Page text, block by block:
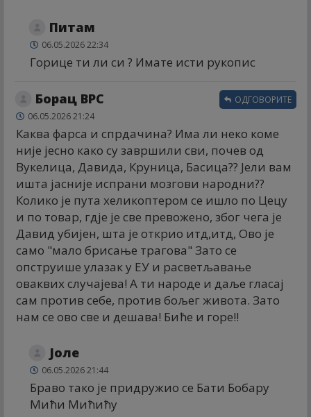
Питам
06.05.2026 22:34
Горице ти ли си ? Имате исти рукопис
Борац ВРС
06.05.2026 21:24
Каква фарса и спрдачина? Има ли неко коме
није јесно како су завршили сви, почев од
Вукелица, Давида, Круница, Басица?? Јели вам
ишта јасније испрани мозгови народни??
Колико је пута хеликоптером се ишло по Цецу
и по товар, гдје је све превожено, због чега је
Давид убијен, шта је открио итд,итд, Ово је
само "мало брисање трагова" Зато се
опструише улазак у ЕУ и расветљавање
оваквих случајева! А ти народе и даље гласај
сам против себе, против бољег живота. Зато
нам се ово све и дешава! Биће и горе!!
ОДГОВОРИТЕ
Јоле
06.05.2026 21:44
Браво тако је придружио се Бати Бобару
Мићи Мићићу